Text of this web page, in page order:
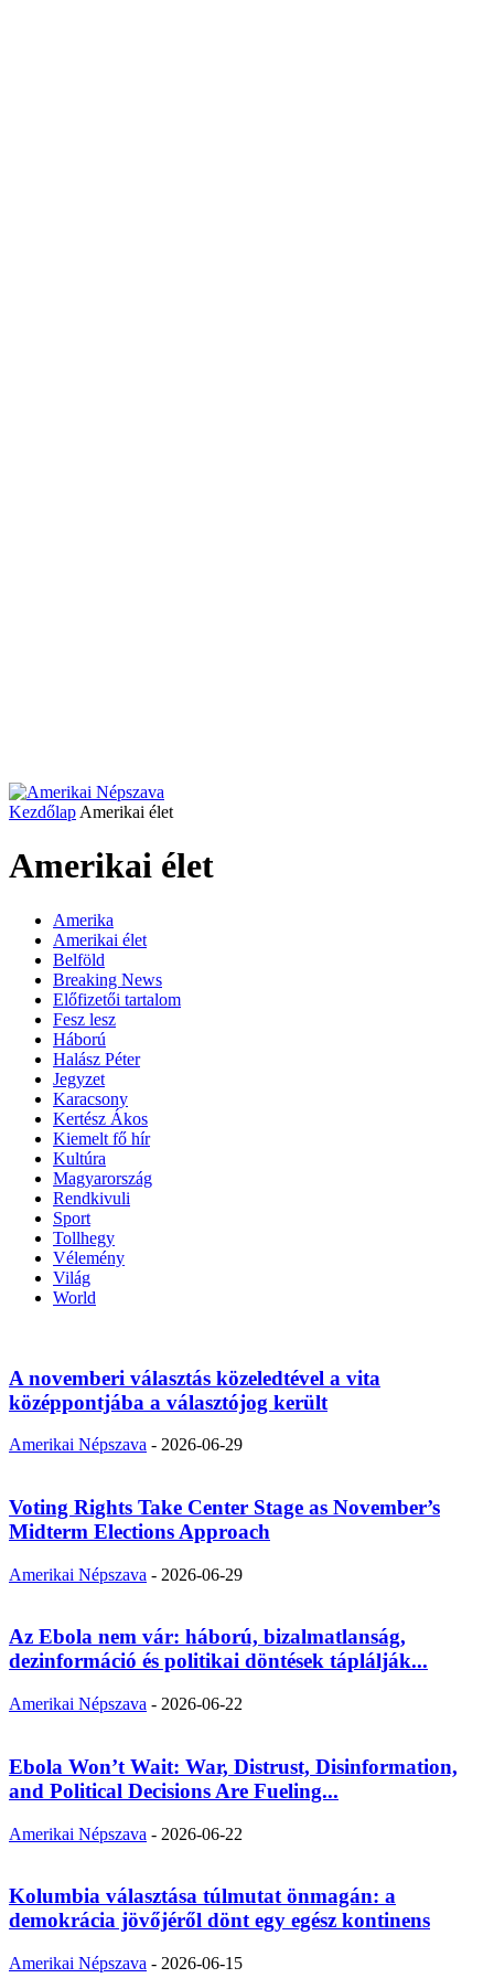
Kezdőlap Amerikai élet
Amerikai élet
Amerika
Amerikai élet
Belföld
Breaking News
Előfizetői tartalom
Fesz lesz
Háború
Halász Péter
Jegyzet
Karacsony
Kertész Ákos
Kiemelt fő hír
Kultúra
Magyarország
Rendkivuli
Sport
Tollhegy
Vélemény
Világ
World
A novemberi választás közeledtével a vita
középpontjába a választójog került
Amerikai Népszava - 2026-06-29
Voting Rights Take Center Stage as November’s
Midterm Elections Approach
Amerikai Népszava - 2026-06-29
Az Ebola nem vár: háború, bizalmatlanság,
dezinformáció és politikai döntések táplálják...
Amerikai Népszava - 2026-06-22
Ebola Won’t Wait: War, Distrust, Disinformation,
and Political Decisions Are Fueling...
Amerikai Népszava - 2026-06-22
Kolumbia választása túlmutat önmagán: a
demokrácia jövőjéről dönt egy egész kontinens
Amerikai Népszava - 2026-06-15